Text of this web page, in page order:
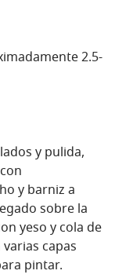
2.5-
y pulida,
y barniz a
sobre la
yeso y cola de
capas
pintar.